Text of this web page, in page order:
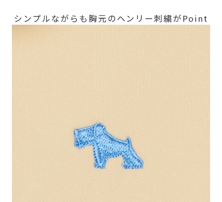
シンプルながらも胸元のヘンリー刺繍がPoint